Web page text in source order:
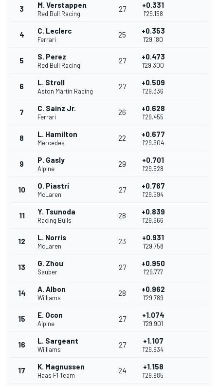
3 M. Verstappen
Red Bull Racing
27 +0.331
1'29.158
4 C. Leclerc
Ferrari
25 +0.353
1'29.180
5 S. Perez
Red Bull Racing
27 +0.473
1'29.300
6 L. Stroll
Aston Martin Racing
27 +0.509
1'29.336
7 C. Sainz Jr.
Ferrari
26 +0.628
1'29.455
8 L. Hamilton
Mercedes
22 +0.677
1'29.504
9 P. Gasly
Alpine
29 +0.701
1'29.528
10 O. Piastri
McLaren
27 +0.767
1'29.594
11 Y. Tsunoda
Racing Bulls
28 +0.839
1'29.666
12 L. Norris
McLaren
23 +0.931
1'29.758
13 G. Zhou
Sauber
27 +0.950
1'29.777
14 A. Albon
Williams
28 +0.962
1'29.789
15 E. Ocon
Alpine
27 +1.074
1'29.901
16 L. Sargeant
Williams
27 +1.107
1'29.934
17 K. Magnussen
Haas F1 Team
24 +1.158
1'29.985